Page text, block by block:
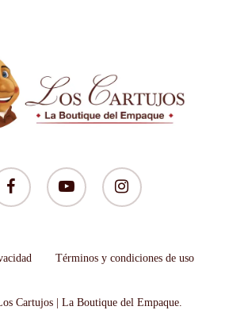
youtube instagram
Términos y condiciones de uso
Cartujos | La Boutique del Empaque.